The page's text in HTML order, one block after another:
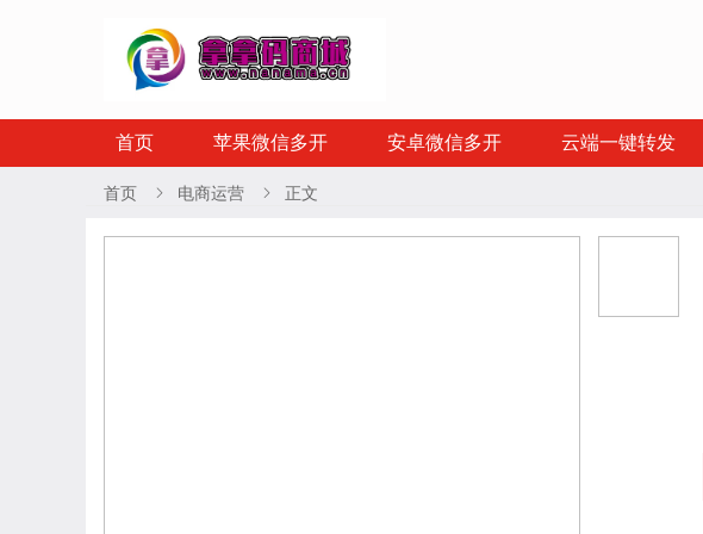
首页 苹果微信多开 安卓微信多开 云端一键转发
首页  电商运营  正文